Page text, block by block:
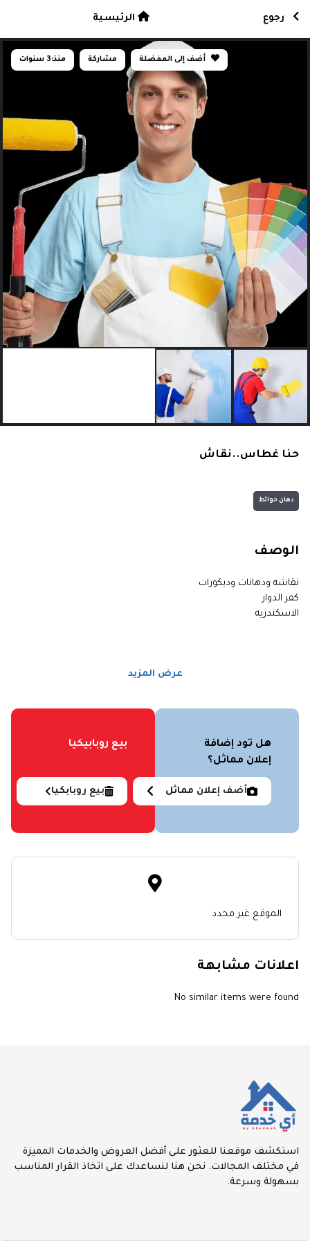
أضف إلى المفضلة مشاركة منذ:3 سنوات
حنا غطاس..نقاش
دهان حوائط
الوصف
نقاشه ودهانات وديكورات
كفر الدوار
الاسكندريه
عرض المزيد
هل تود إضافة
إعلان مماثل؟
أضف إعلان مماثل
بيع روبابيكيا
بيع روبابكيا
الموقع غير محدد
رجوع الرئيسية
اعلانات مشابهة
No similar items were found
استكشف موقعنا للعثور على أفضل العروض والخدمات المميزة
في مختلف المجالات. نحن هنا لنساعدك على اتخاذ القرار المناسب
بسهولة وسرعة.